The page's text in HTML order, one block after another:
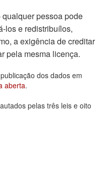
pessoa pode
los e redistribuí­los,
a exigência de creditar
pela mesma licença.
dos dados em
aberta.
pelas três leis e oito